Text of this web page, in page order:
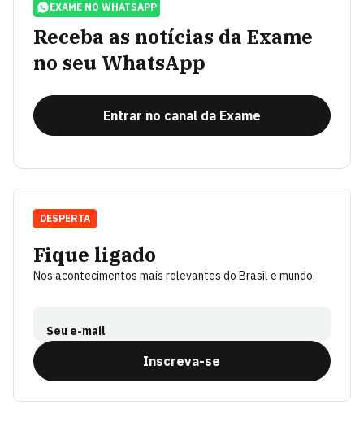
EXAME NO WHATSAPP
Receba as notícias da Exame
no seu WhatsApp
Entrar no canal da Exame
Fique ligado
Nos acontecimentos mais relevantes do Brasil e mundo.
Seu e-mail
Inscreva-se
DESPERTA